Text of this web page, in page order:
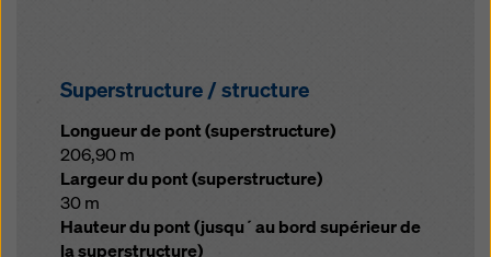
Superstructure / structure
Longueur de pont (superstructure)
206,90 m
Largeur du pont (superstructure)
30 m
Hauteur du pont (jusqu´au bord supérieur de
la superstructure)